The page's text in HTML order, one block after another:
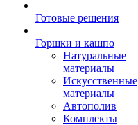
Готовые решения
Горшки и кашпо
Натуральные
материалы
Искусственные
материалы
Автополив
Комплекты